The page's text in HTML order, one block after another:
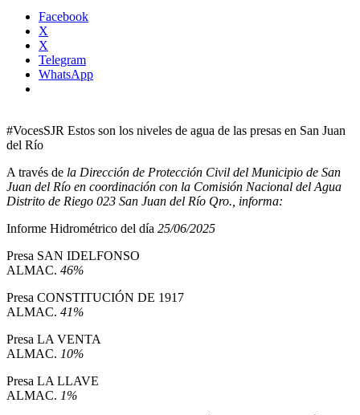
Facebook
X
X
Telegram
WhatsApp
#VocesSJR Estos son los niveles de agua de las presas en San Juan
del Río
A través de la Dirección de Protección Civil del Municipio de San
Juan del Río en coordinación con la Comisión Nacional del Agua
Distrito de Riego 023 San Juan del Río Qro., informa:
Informe Hidrométrico del día 25/06/2025
Presa SAN IDELFONSO
ALMAC. 46%
Presa CONSTITUCIÓN DE 1917
ALMAC. 41%
Presa LA VENTA
ALMAC. 10%
Presa LA LLAVE
ALMAC. 1%